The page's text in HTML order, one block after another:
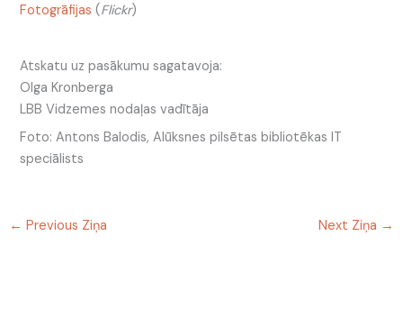
Fotogrāfijas (Flickr)
Atskatu uz pasākumu sagatavoja:
Olga Kronberga
LBB Vidzemes nodaļas vadītāja
Foto: Antons Balodis, Alūksnes pilsētas bibliotēkas IT
speciālists
← Previous Ziņa Next Ziņa →